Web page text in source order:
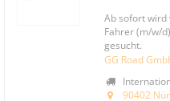
Ab sofort wird
Fahrer (m/w/
gesucht.
GG Road
90402